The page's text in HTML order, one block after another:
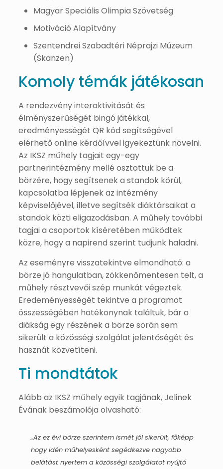
Magyar Speciális Olimpia Szövetség
Motiváció Alapítvány
Szentendrei Szabadtéri Néprajzi Múzeum
(Skanzen)
Komoly témák játékosan
A rendezvény interaktivitását és
élményszerűségét bingó játékkal,
eredményességét QR kód segítségével
elérhető online kérdőívvel igyekeztünk növelni.
Az IKSZ műhely tagjait egy-egy
partnerintézmény mellé osztottuk be a
börzére, hogy segítsenek a standok körül,
kapcsolatba lépjenek az intézmény
képviselőjével, illetve segítsék diáktársaikat a
standok közti eligazodásban. A műhely további
tagjai a csoportok kíséretében működtek
közre, hogy a napirend szerint tudjunk haladni.
Az eseményre visszatekintve elmondható: a
börze jó hangulatban, zökkenőmentesen telt, a
műhely résztvevői szép munkát végeztek.
Eredeményességét tekintve a programot
összességében hatékonynak találtuk, bár a
diákság egy részének a börze során sem
sikerült a közösségi szolgálat jelentőségét és
hasznát közvetíteni.
Ti mondtátok
Alább az IKSZ műhely egyik tagjának, Jelinek
Évának beszámolója olvasható:
„Az ez évi börze szerintem ismét jól sikerült, főképp
hogy idén műhelyesként segédkezve nagyobb
belátást nyertem a közösségi szolgálatot nyújtó